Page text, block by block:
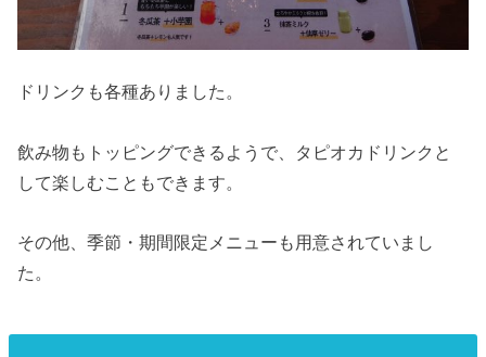
ドリンクも各種ありました。
飲み物もトッピングできるようで、タピオカドリンクと
して楽しむこともできます。
その他、季節・期間限定メニューも用意されていまし
た。